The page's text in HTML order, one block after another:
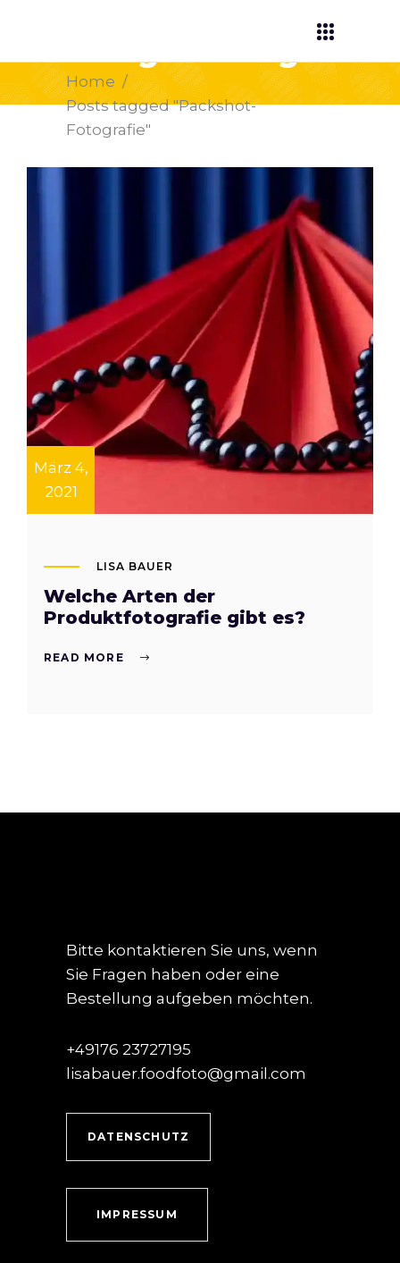
Home /
Posts tagged "Packshot-
Fotografie"
März 4,
2021
LISA BAUER
Welche Arten der
Produktfotografie gibt es?
READ MORE
Bitte kontaktieren Sie uns, wenn
Sie Fragen haben oder eine
Bestellung aufgeben möchten.
+49176 23727195
lisabauer.foodfoto@gmail.com
DATENSCHUTZ
IMPRESSUM